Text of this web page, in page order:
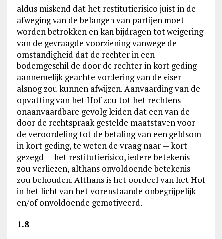
aldus miskend dat het restitutierisico juist in de
afweging van de belangen van partijen moet
worden betrokken en kan bijdragen tot weigering
van de gevraagde voorziening vanwege de
omstandigheid dat de rechter in een
bodemgeschil de door de rechter in kort geding
aannemelijk geachte vordering van de eiser
alsnog zou kunnen afwijzen. Aanvaarding van de
opvatting van het Hof zou tot het rechtens
onaanvaardbare gevolg leiden dat een van de
door de rechtspraak gestelde maatstaven voor
de veroordeling tot de betaling van een geldsom
in kort geding, te weten de vraag naar — kort
gezegd — het restitutierisico, iedere betekenis
zou verliezen, althans onvoldoende betekenis
zou behouden. Althans is het oordeel van het Hof
in het licht van het vorenstaande onbegrijpelijk
en/of onvoldoende gemotiveerd.
1.8